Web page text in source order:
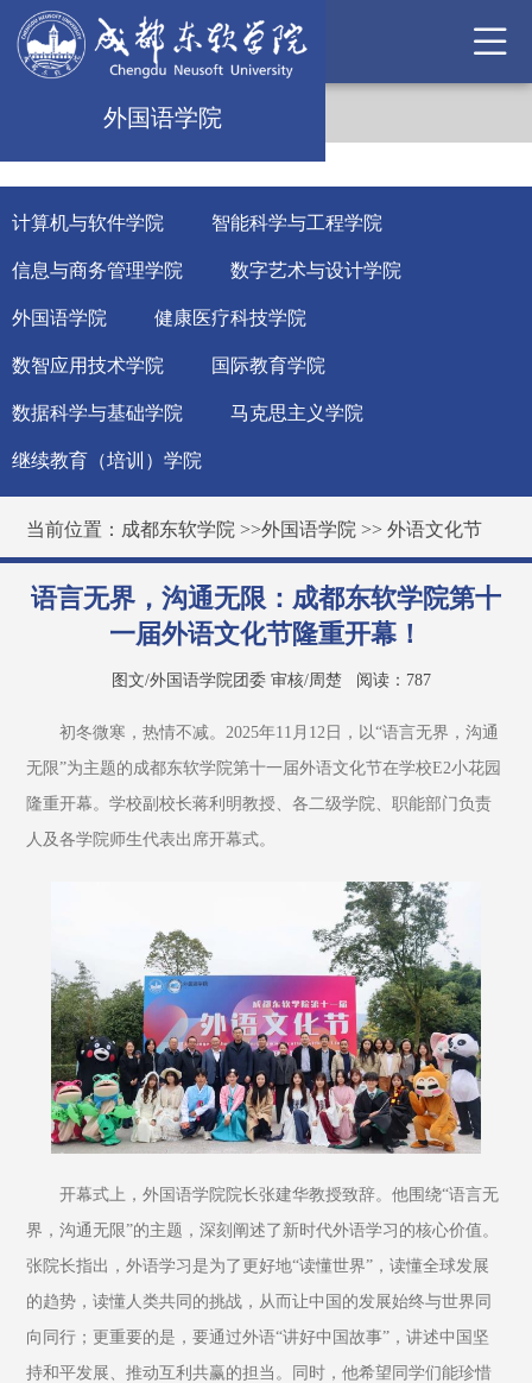
外国语学院
计算机与软件学院 智能科学与工程学院
信息与商务管理学院 数字艺术与设计学院
外国语学院 健康医疗科技学院
数智应用技术学院 国际教育学院
数据科学与基础学院 马克思主义学院
继续教育（培训）学院
当前位置： 成都东软学院 >>外国语学院 >>外语文化节
语言无界，沟通无限：成都东软学院第十
一届外语文化节隆重开幕！
图文/外国语学院团委 审核/周楚阅读： 787
初冬微寒，热情不减。2025年11月12日，以“语言无界，沟通
无限”为主题的成都东软学院第十一届外语文化节在学校E2小花园
隆重开幕。学校副校长蒋利明教授、各二级学院、职能部门负责
人及各学院师生代表出席开幕式。
开幕式上，外国语学院院长张建华教授致辞。他围绕“语言无
界，沟通无限”的主题，深刻阐述了新时代外语学习的核心价值。
张院长指出，外语学习是为了更好地“读懂世界”，读懂全球发展
的趋势，读懂人类共同的挑战，从而让中国的发展始终与世界同
向同行；更重要的是，要通过外语“讲好中国故事”，讲述中国坚
持和平发展、推动互利共赢的担当。同时，他希望同学们能珍惜